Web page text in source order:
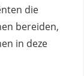
die
bereiden,
in deze